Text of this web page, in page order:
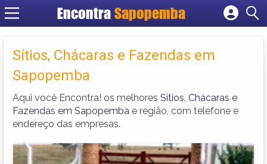
Encontra Sapopemba
Cadastrar empresa
Criar conta
Sítios, Chácaras e Fazendas em
Sapopemba
Aqui você Encontra! os melhores Sítios, Chácaras e
Fazendas em Sapopemba e região, com telefone e
endereço das empresas.